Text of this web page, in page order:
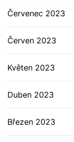
Červenec 2023
Červen 2023
Květen 2023
Duben 2023
Březen 2023